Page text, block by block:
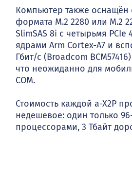
Компьютер также оснащён
формата M.2 2280 или M.2
SlimSAS 8i с четырьмя PCIe
ядрами Arm Cortex-A7 и
Гбит/с (Broadcom
что неожиданно для
COM.
Стоимость каждой a-X2P
недешевое: один только
процессорами, 3 Тбайт